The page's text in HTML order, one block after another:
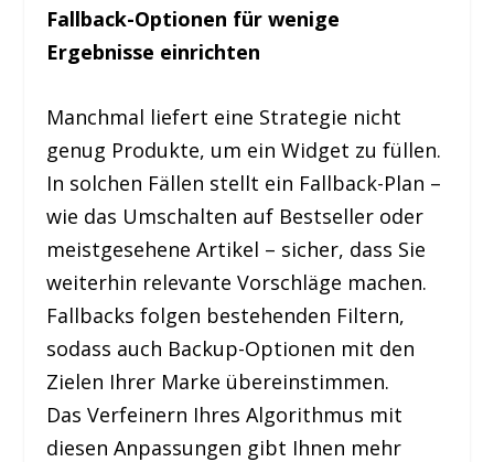
Fallback-Optionen für wenige
Ergebnisse einrichten
Manchmal liefert eine Strategie nicht
genug Produkte, um ein Widget zu füllen.
In solchen Fällen stellt ein Fallback-Plan –
wie das Umschalten auf Bestseller oder
meistgesehene Artikel – sicher, dass Sie
weiterhin relevante Vorschläge machen.
Fallbacks folgen bestehenden Filtern,
sodass auch Backup-Optionen mit den
Zielen Ihrer Marke übereinstimmen.
Das Verfeinern Ihres Algorithmus mit
diesen Anpassungen gibt Ihnen mehr